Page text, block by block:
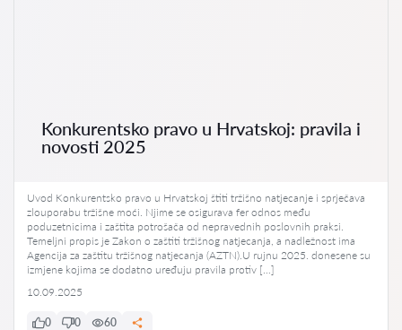
Konkurentsko pravo u Hrvatskoj: pravila i
novosti 2025
Uvod Konkurentsko pravo u Hrvatskoj štiti tržišno natjecanje i sprječava
zlouporabu tržišne moći. Njime se osigurava fer odnos među
poduzetnicima i zaštita potrošača od nepravednih poslovnih praksi.
Temeljni propis je Zakon o zaštiti tržišnog natjecanja, a nadležnost ima
Agencija za zaštitu tržišnog natjecanja (AZTN).U rujnu 2025. donesene su
izmjene kojima se dodatno uređuju pravila protiv […]
10.09.2025
0 0 60